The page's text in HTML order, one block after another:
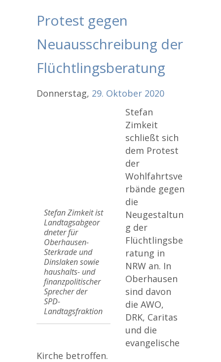
Protest gegen
Neuausschreibung der
Flüchtlingsberatung
Donnerstag, 29. Oktober 2020
Stefan Zimkeit ist
Landtagsabgeor
dneter für
Oberhausen-
Sterkrade und
Dinslaken sowie
haushalts- und
finanzpolitischer
Sprecher der
SPD-
Landtagsfraktion
Stefan
Zimkeit
schließt sich
dem Protest
der
Wohlfahrtsve
rbände gegen
die
Neugestaltun
g der
Flüchtlingsbe
ratung in
NRW an. In
Oberhausen
sind davon
die AWO,
DRK, Caritas
und die
evangelische
Kirche betroffen.